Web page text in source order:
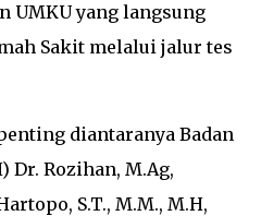
UMKU yang langsung
Sakit melalui jalur tes
diantaranya Badan
Dr. Rozihan, M.Ag,
S.T., M.M., M.H,